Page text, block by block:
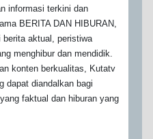
informasi terkini dan
BERITA DAN HIBURAN,
berita aktual, peristiwa
menghibur dan mendidik.
konten berkualitas, Kutatv
dapat diandalkan bagi
faktual dan hiburan yang